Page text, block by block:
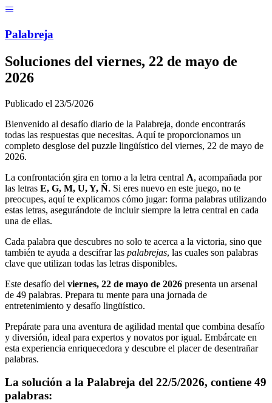
Palabreja
Soluciones del viernes, 22 de mayo de
2026
Publicado el 23/5/2026
Bienvenido al desafío diario de la Palabreja, donde encontrarás
todas las respuestas que necesitas. Aquí te proporcionamos un
completo desglose del puzzle lingüístico del viernes, 22 de mayo de
2026.
La confrontación gira en torno a la letra central A, acompañada por
las letras E, G, M, U, Y, Ñ. Si eres nuevo en este juego, no te
preocupes, aquí te explicamos cómo jugar: forma palabras utilizando
estas letras, asegurándote de incluir siempre la letra central en cada
una de ellas.
Cada palabra que descubres no solo te acerca a la victoria, sino que
también te ayuda a descifrar las palabrejas, las cuales son palabras
clave que utilizan todas las letras disponibles.
Este desafío del viernes, 22 de mayo de 2026 presenta un arsenal
de 49 palabras. Prepara tu mente para una jornada de
entretenimiento y desafío lingüístico.
Prepárate para una aventura de agilidad mental que combina desafío
y diversión, ideal para expertos y novatos por igual. Embárcate en
esta experiencia enriquecedora y descubre el placer de desentrañar
palabras.
La solución a la Palabreja del 22/5/2026, contiene 49
palabras: